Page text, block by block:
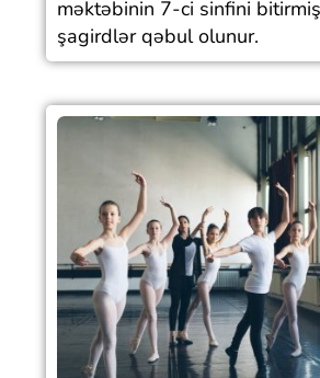
məktəbinin 7-ci sinfini
şagirdlər qəbul olunur.